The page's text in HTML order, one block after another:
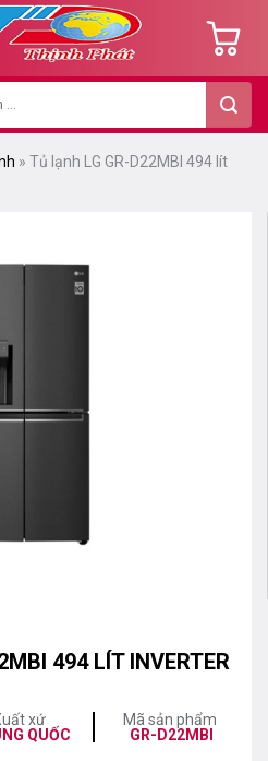
» Tủ lạnh LG GR-D22MBI 494 lít
494 LÍT INVERTER
xứ
QUỐC
Mã sản phẩm
GR-D22MBI